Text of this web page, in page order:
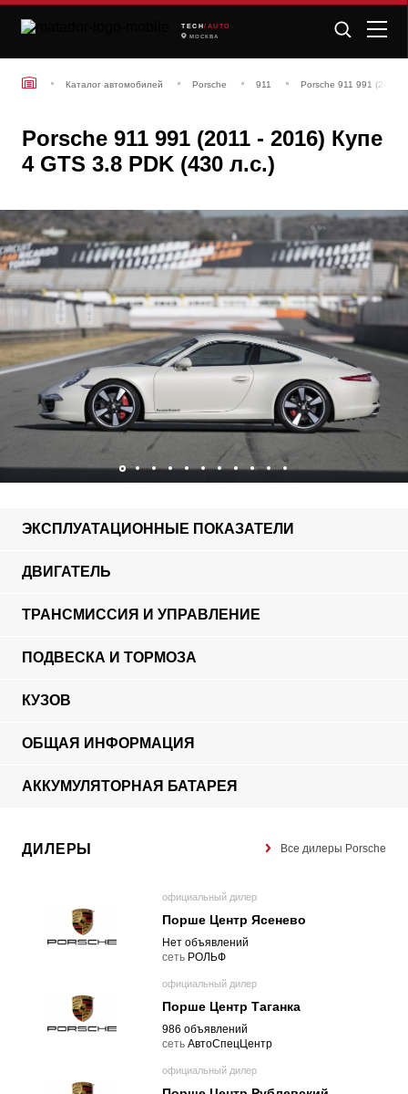
TECH /AUTO
МОСКВА
Каталог автомобилей Porsche 911 Porsche 911 991 (2011 -
Porsche 911 991 (2011 - 2016) Купе
4 GTS 3.8 PDK (430 л.с.)
ЭКСПЛУАТАЦИОННЫЕ ПОКАЗАТЕЛИ
ДВИГАТЕЛЬ
ТРАНСМИССИЯ И УПРАВЛЕНИЕ
ПОДВЕСКА И ТОРМОЗА
КУЗОВ
ОБЩАЯ ИНФОРМАЦИЯ
АККУМУЛЯТОРНАЯ БАТАРЕЯ
ДИЛЕРЫ Все дилеры Porsche
официальный дилер
Порше Центр Ясенево
Нет объявлений
cеть РОЛЬФ
официальный дилер
Порше Центр Таганка
986 объявлений
cеть АвтоСпецЦентр
официальный дилер